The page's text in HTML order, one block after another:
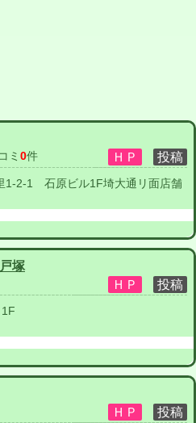
ミ 0件
1-2-1 石原ビル1F埼大通リ面店舗
塚